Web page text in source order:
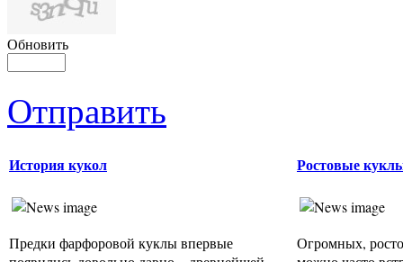
Обновить
Отправить
История кукол
Предки фарфоровой куклы впервые
Ростовые
Огромных,